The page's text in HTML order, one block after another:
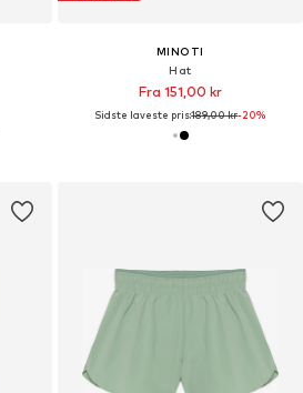
MINOTI
Hat
Fra 151,00 kr
Sidste laveste pris:189,00 kr-20%